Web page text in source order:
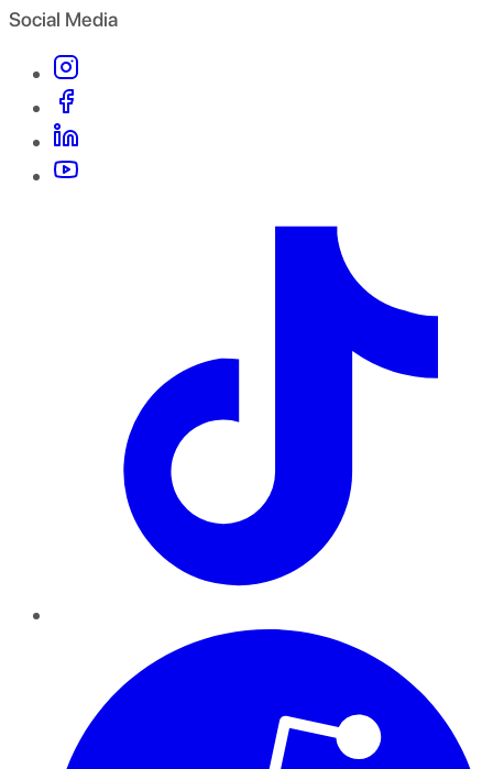
Social Media